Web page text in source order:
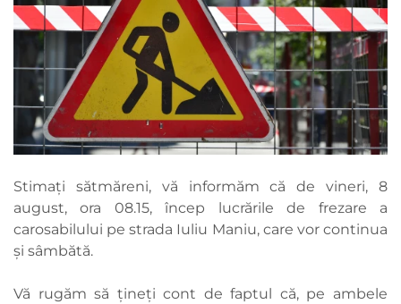
Stimați sătmăreni, vă informăm că de vineri, 8
august, ora 08.15, încep lucrările de frezare a
carosabilului pe strada Iuliu Maniu, care vor continua
și sâmbătă.
Vă rugăm să țineți cont de faptul că, pe ambele